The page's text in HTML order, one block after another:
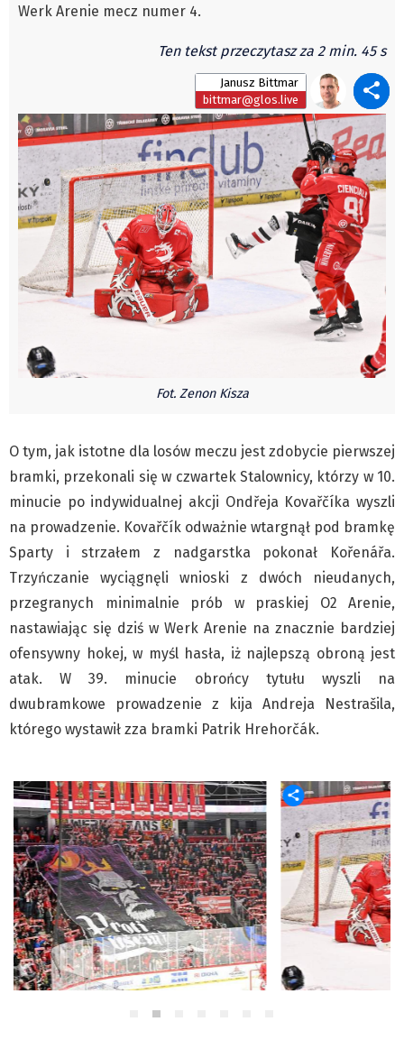
Napisz artykuł
Zamów prenumeratę
OGÓLNE WARUNKI HANDLOWE
Všeobecné obchodní podmínky
Wiadomości
Region
Czechy
Polska
Świat
Kongres Polaków
PZKO
Placówki dyplomatyczne w CZ
Kultura
Recenzje
Pop Art
Wydarzenia
Nasze biblioteki
Publicystyka
Zdaniem...
Pre-teksty i kon-teksty Łęckiego
Na posiónku pisane Milerskiego (archiwum)
Na granicy Księstwa Drobika (archiwum)
Podróże małe i duże Skałki
Podróże
Wywiady
Rodziny wielodzietne
Nauka
Młodzi
Przedszkola
Szkoły podstawowe
Szkoły średnie
Werk Arenie mecz numer 4.
Ten tekst przeczytasz za 2 min. 45 s
Janusz Bittmar
bittmar@glos.live
Fot. Zenon Kisza
O tym, jak istotne dla losów meczu jest zdobycie pierwszej
bramki, przekonali się w czwartek Stalownicy, którzy w 10.
minucie po indywidualnej akcji Ondřeja Kovařčíka wyszli
na prowadzenie. Kovařčík odważnie wtargnął pod bramkę
Sparty i strzałem z nadgarstka pokonał Kořenářa.
Trzyńczanie wyciągnęli wnioski z dwóch nieudanych,
przegranych minimalnie prób w praskiej O2 Arenie,
nastawiając się dziś w Werk Arenie na znacznie bardziej
ofensywny hokej, w myśl hasła, iż najlepszą obroną jest
atak. W 39. minucie obrońcy tytułu wyszli na
dwubramkowe prowadzenie z kija Andreja Nestrašila,
którego wystawił zza bramki Patrik Hrehorčák.